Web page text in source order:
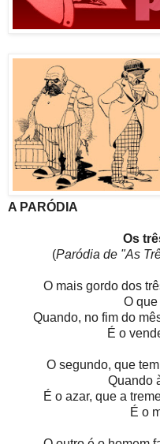
A PARÓDIA
Os
(Paródia de "As
O mais gordo dos
O
Quando, no fim do
É o
O segundo, que
Quando
É o azar, que a
É o